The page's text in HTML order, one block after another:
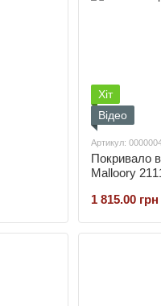
Хіт
Відео
Артикул:
Покривало
Malloory
1 815.00 грн